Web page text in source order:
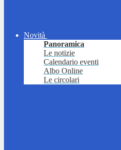
Novità
Panoramica
Le notizie
Calendario eventi
Albo Online
Le circolari